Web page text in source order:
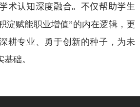
术认知深度融合。不仅帮助学生
淀赋能职业增值”的内在逻辑，更
耕专业、勇于创新的种子，为未
础。